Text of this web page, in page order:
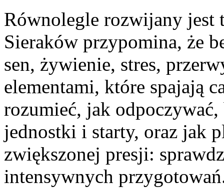
Równolegle rozwijany jest
Sieraków przypomina, że
sen, żywienie, stres,
elementami, które spajają
rozumieć, jak
jednostki i starty, oraz jak
zwiększonej presji:
intensywnych